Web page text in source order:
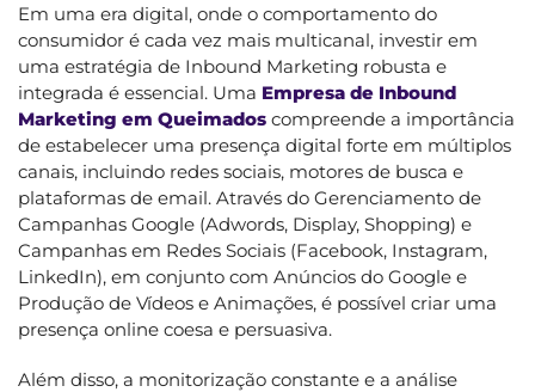
Em uma era digital, onde o comportamento do
consumidor é cada vez mais multicanal, investir em
uma estratégia de Inbound Marketing robusta e
integrada é essencial. Uma Empresa de Inbound
Marketing em Queimados compreende a importância
de estabelecer uma presença digital forte em múltiplos
canais, incluindo redes sociais, motores de busca e
plataformas de email. Através do Gerenciamento de
Campanhas Google (Adwords, Display, Shopping) e
Campanhas em Redes Sociais (Facebook, Instagram,
LinkedIn), em conjunto com Anúncios do Google e
Produção de Vídeos e Animações, é possível criar uma
presença online coesa e persuasiva.
Além disso, a monitorização constante e a análise